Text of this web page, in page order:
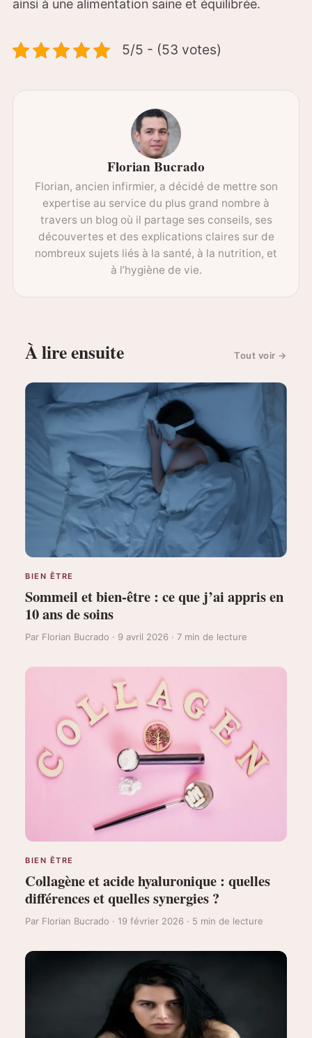
ainsi à une alimentation saine et équilibrée.
5/5 - (53 votes)
Florian Bucrado
Florian, ancien infirmier, a décidé de mettre son
expertise au service du plus grand nombre à
travers un blog où il partage ses conseils, ses
découvertes et des explications claires sur de
nombreux sujets liés à la santé, à la nutrition, et
à l’hygiène de vie.
À lire ensuite Tout voir →
BIEN ÊTRE
Sommeil et bien-être : ce que j’ai appris en
10 ans de soins
Par Florian Bucrado · 9 avril 2026 · 7 min de lecture
BIEN ÊTRE
Collagène et acide hyaluronique : quelles
différences et quelles synergies ?
Par Florian Bucrado · 19 février 2026 · 5 min de lecture